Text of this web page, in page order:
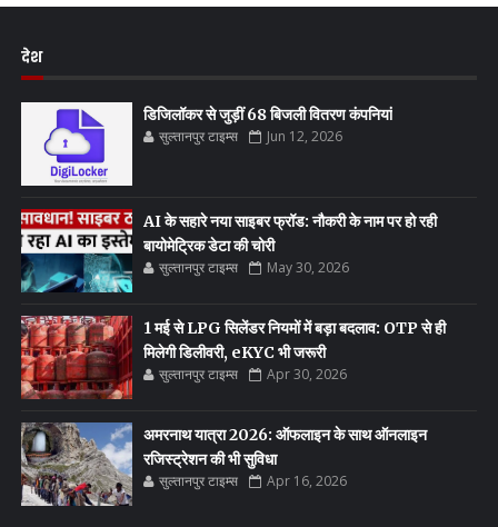
देश
डिजिलॉकर से जुड़ीं 68 बिजली वितरण कंपनियां
सुल्तानपुर टाइम्स Jun 12, 2026
AI के सहारे नया साइबर फ्रॉड: नौकरी के नाम पर हो रही
बायोमेट्रिक डेटा की चोरी
सुल्तानपुर टाइम्स May 30, 2026
1 मई से LPG सिलेंडर नियमों में बड़ा बदलाव: OTP से ही
मिलेगी डिलीवरी, eKYC भी जरूरी
सुल्तानपुर टाइम्स Apr 30, 2026
अमरनाथ यात्रा 2026: ऑफलाइन के साथ ऑनलाइन
रजिस्ट्रेशन की भी सुविधा
सुल्तानपुर टाइम्स Apr 16, 2026